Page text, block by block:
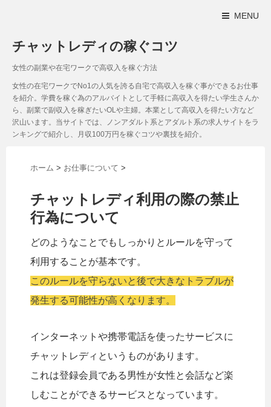
MENU
チャットレディの稼ぐコツ
女性の副業や在宅ワークで高収入を稼ぐ方法
女性の在宅ワークでNo1の人気を誇る自宅で高収入を稼ぐ事ができるお仕事
を紹介。学費を稼ぐ為のアルバイトとして手軽に高収入を得たい学生さんか
ら、副業で副収入を稼ぎたいOLや主婦。本業として高収入を得たい方など
沢山います。当サイトでは、ノンアダルト系とアダルト系の求人サイトをラ
ンキングで紹介し、月収100万円を稼ぐコツや裏技を紹介。
ホーム > お仕事について >
チャットレディ利用の際の禁止
行為について
どのようなことでもしっかりとルールを守って
利用することが基本です。
このルールを守らないと後で大きなトラブルが
発生する可能性が高くなります。
インターネットや携帯電話を使ったサービスに
チャットレディというものがあります。
これは登録会員である男性が女性と会話など楽
しむことができるサービスとなっています。